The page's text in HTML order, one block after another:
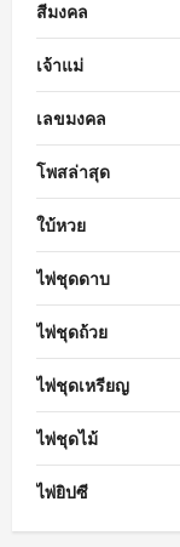
สีมงคล
เจ้าแม่
เลขมงคล
โพสล่าสุด
ใบ้หวย
ไพ่ชุดดาบ
ไพ่ชุดถ้วย
ไพ่ชุดเหรียญ
ไพ่ชุดไม้
ไพ่ยิปซี